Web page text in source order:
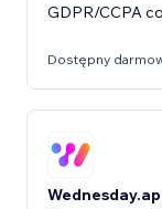
GDPR/CCPA
Dostępny